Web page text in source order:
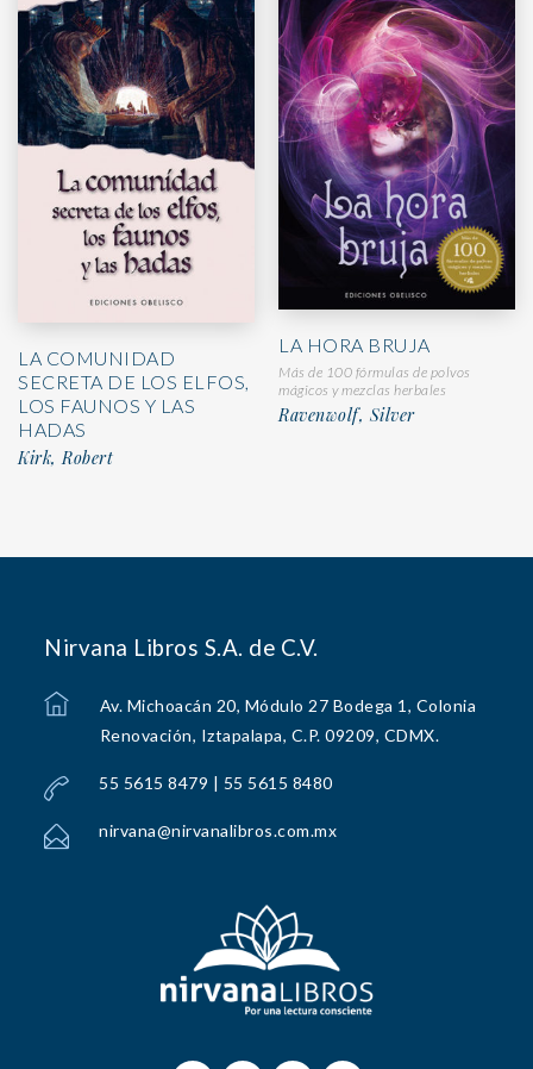
LA COMUNIDAD
SECRETA DE LOS ELFOS,
LOS FAUNOS Y LAS
HADAS
Kirk, Robert
LA HORA BRUJA
Más de 100 fórmulas de polvos
mágicos y mezclas herbales
Ravenwolf, Silver
Nirvana Libros S.A. de C.V.
Av. Michoacán 20, Módulo 27 Bodega 1, Colonia
Renovación, Iztapalapa, C.P. 09209, CDMX.
55 5615 8479 | 55 5615 8480
nirvana@nirvanalibros.com.mx